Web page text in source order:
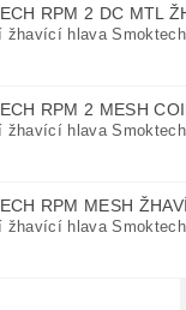
RPM 2 DC MTL
žhavící hlava
RPM 2 MESH
žhavící hlava
RPM MESH
žhavící hlava